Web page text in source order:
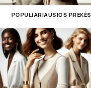
POPULIARIAUSIOS PREKĖS